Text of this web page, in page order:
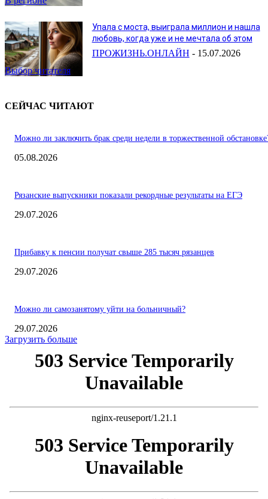
Выбор читателя
Упала с моста, выиграла миллион и нашла
любовь, когда уже и не мечтала об этом
ПРОЖИЗНЬ.ОНЛАЙН - 15.07.2026
СЕЙЧАС ЧИТАЮТ
Можно ли заключить брак среди недели в торжественной
05.08.2026
Рязанские выпускники показали рекордные результаты на ЕГЭ
29.07.2026
Прибавку к пенсии получат свыше 285 тысяч рязанцев
29.07.2026
Можно ли самозанятому уйти на больничный?
29.07.2026
Загрузить больше